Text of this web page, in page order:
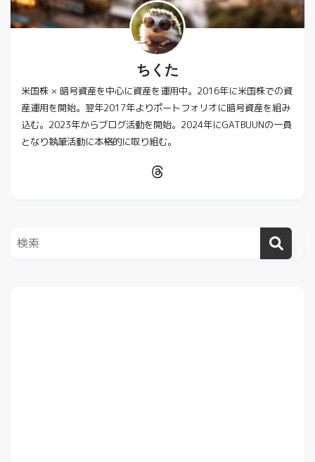
ちくた
米国株 × 暗号資産を中心に資産を運用中。2016年に米国株での資
産運用を開始。翌年2017年よりポートフォリオに暗号資産を組み
込む。2023年からブログ活動を開始。2024年にGATBUUNの一員
となり執筆活動に本格的に取り組む。